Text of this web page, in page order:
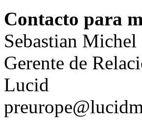
Contacto para
Sebastian Michel
Gerente de
Lucid